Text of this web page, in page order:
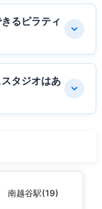
るピラティ
タジオはあ
南越谷駅(19)